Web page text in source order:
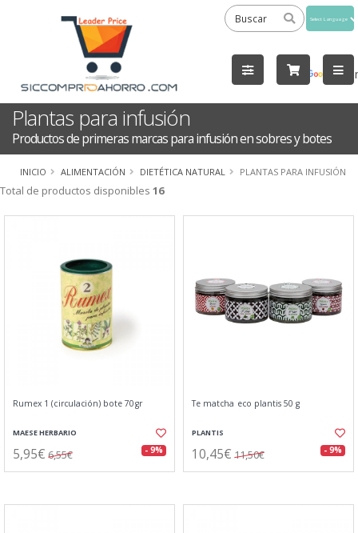
by
Plantas para infusión
Productos de primeras marcas para infusión en sobres y botes
INICIO ALIMENTACIÓN DIETÉTICA NATURAL PLANTAS PARA INFUSIÓN
Total de productos disponibles 16
Rumex 1 (circulación) bote 70gr
MAESE HERBARIO
5,95€ 6,55€ - 9%
Te matcha eco plantis 50 g
PLANTIS
10,45€ 11,50€ - 9%